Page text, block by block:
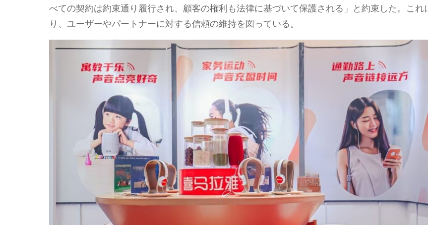
べての契約は約束通り履行され、顧客の権利も法律に基づいて保護される」と約束した。これ
り、ユーザーやパートナーに対する信頼の維持を図っている。